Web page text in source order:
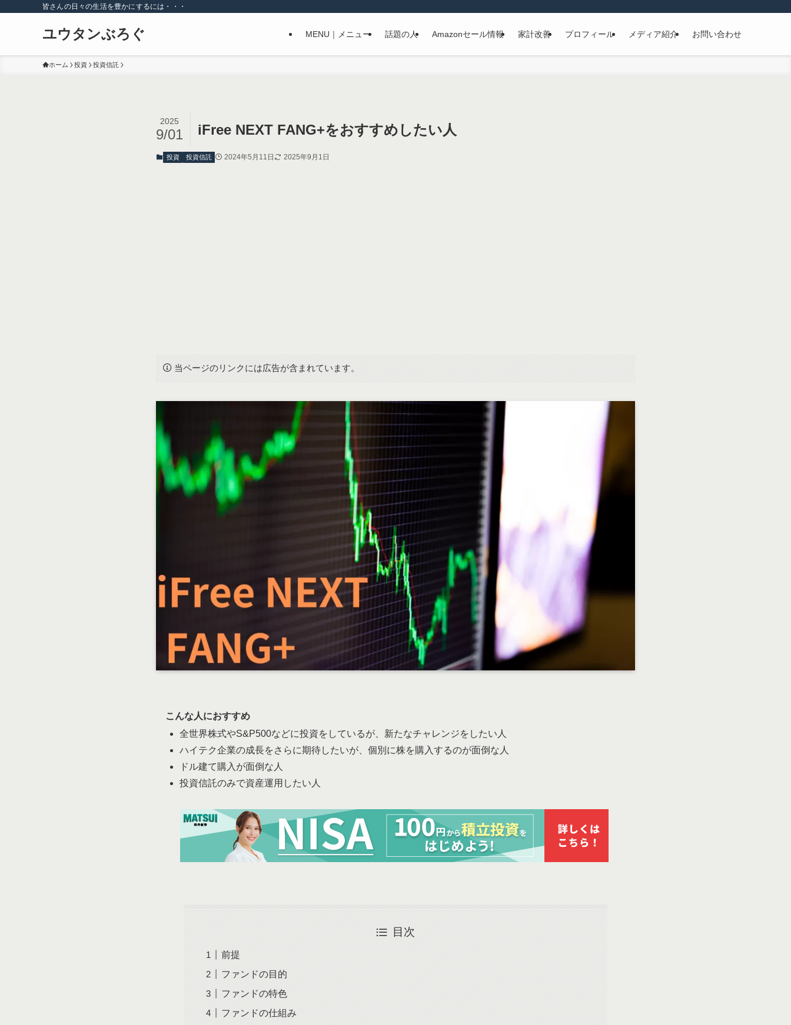
皆さんの日々の生活を豊かにするには・・・
ユウタンぶろぐ MENU｜メニュー 話題の人 Amazonセール情報 家計改善 プロフィール メディア紹介 お問い合わせ
ホーム 投資 投資信託
iFree NEXT FANG+をおすすめしたい人
2025
9/01
投資 投資信託 2024年5月11日 2025年9月1日
当ページのリンクには広告が含まれています。
こんな人におすすめ
全世界株式やS&P500などに投資をしているが、新たなチャレンジをしたい人
ハイテク企業の成長をさらに期待したいが、個別に株を購入するのが面倒な人
ドル建て購入が面倒な人
投資信託のみで資産運用したい人
目次
前提
ファンドの目的
ファンドの特色
ファンドの仕組み